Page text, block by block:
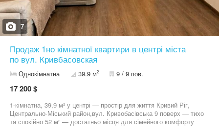
7
Продаж 1но кімнатної квартири в центрі міста
по вул. Кривбасовская
Однокімнатна 39.9 м2 9 / 9 пов.
17 200 $
1-кімнатна, 39,9 м² у центрі — простір для життя Кривий Ріг,
Центрально-Міський район,вул. Кривобасівська 9 поверх — тихо
та спокійно 52 м² — достатньо місця для сімейного комфорту